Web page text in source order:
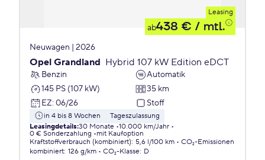
Leasing
ab438 € / mtl.
Neuwagen | 2026
Opel Grandland Hybrid 107 kW Edition eDCT
Benzin
Automatik
145 PS (107 kW)
35 km
EZ: 06/26 Stoff
in 4 bis 8 Wochen
Tageszulassung
Leasingdetails:30 Monate 10.000 km/Jahr
0 € Sonderzahlung
mit Kaufoption
Kraftstoffverbrauch (kombiniert): 5,6 l/100 km
CO₂-Emissionen
kombiniert: 126 g/km CO₂-Klasse: D